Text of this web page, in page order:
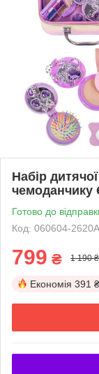
Набір
чемоданчику
Готово до
Код: 060604-2620A
799 ₴ 1 190 ₴
Економія 391 ₴